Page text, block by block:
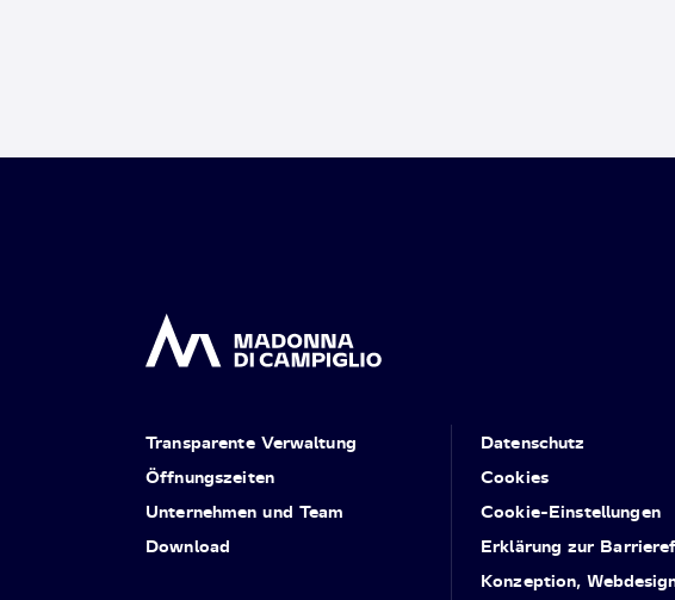
Transparente Verwaltung
Öffnungszeiten
Unternehmen und Team
Download
Datenschutz
Cookies
Cookie-Einstellungen
Erklärung zur
Konzeption,